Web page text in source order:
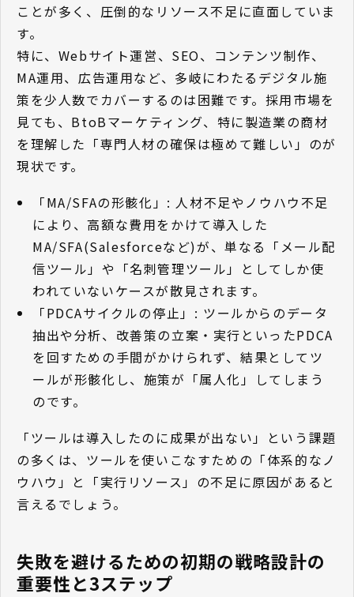
ことが多く、圧倒的なリソース不足に直面していま
す。
特に、Webサイト運営、SEO、コンテンツ制作、
MA運用、広告運用など、多岐にわたるデジタル施
策を少人数でカバーするのは困難です。採用市場を
見ても、BtoBマーケティング、特に製造業の商材
を理解した「専門人材の確保は極めて難しい」のが
現状です。
「MA/SFAの形骸化」: 人材不足やノウハウ不足
により、高額な費用をかけて導入した
MA/SFA(Salesforceなど)が、単なる「メール配
信ツール」や「名刺管理ツール」としてしか使
われていないケースが散見されます。
「PDCAサイクルの停止」: ツールからのデータ
抽出や分析、改善策の立案・実行といったPDCA
を回すための手間がかけられず、結果としてツ
ールが形骸化し、施策が「属人化」してしまう
のです。
「ツールは導入したのに成果が出ない」という課題
の多くは、ツールを使いこなすための「体系的なノ
ウハウ」と「実行リソース」の不足に原因があると
言えるでしょう。
失敗を避けるための初期の戦略設計の
重要性と3ステップ